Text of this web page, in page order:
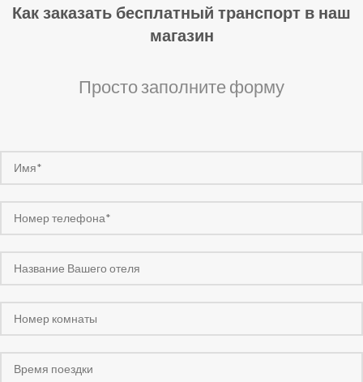
Как заказать бесплатный транспорт в наш
магазин
Просто заполните форму